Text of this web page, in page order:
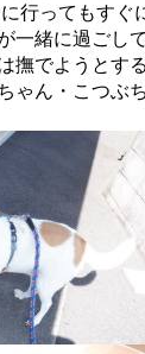
行ってもす
一緒に過ごし
撫でようとす
ゃん・こつぶ